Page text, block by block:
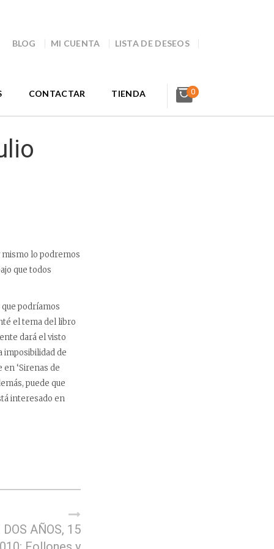
BLOG MI CUENTA LISTA DE DESEOS
CONTACTAR TIENDA 0
mismo lo podremos
que todos
podríamos
el tema del libro
dará el visto
imposibilidad de
‘Sirenas de
puede que
interesado en
DOS AÑOS, 15